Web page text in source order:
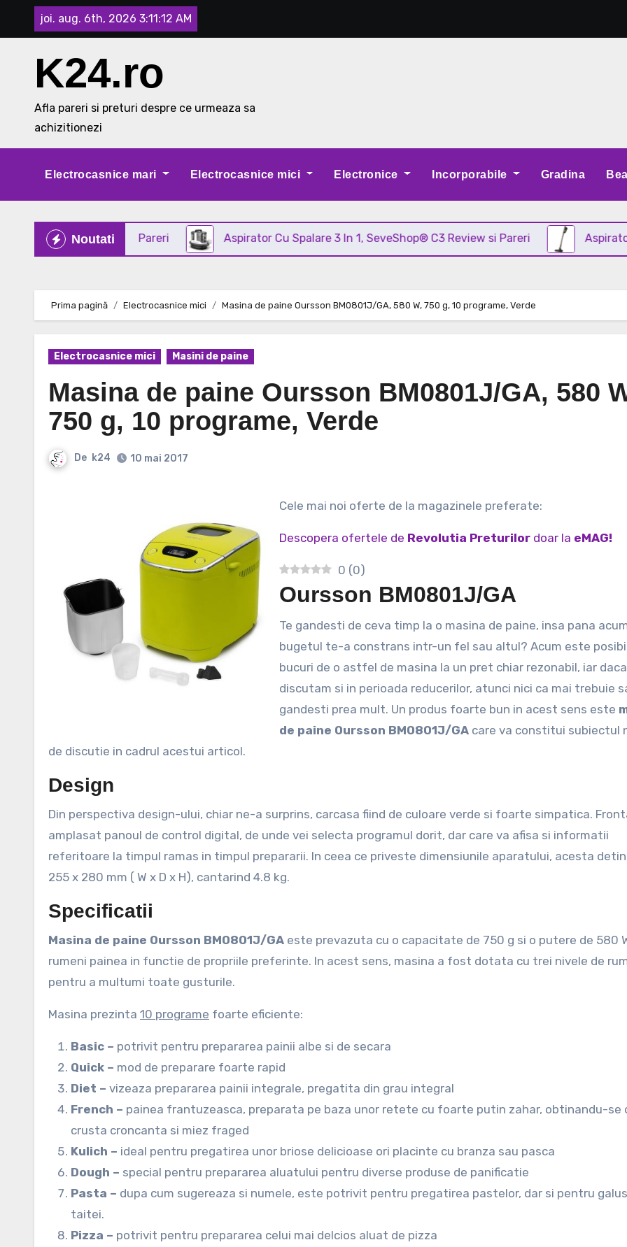
joi. aug. 6th, 2026 3:11:13 AM
K24.ro
Afla pareri si preturi despre ce urmeaza sa
achizitionezi
Electrocasnice mari Electrocasnice mici Electronice Incorporabile Gradina
Noutati
INOX Review si Pareri Aspirator Cu Spalare 3 In 1, SeveShop® C3 Review si Pareri Aspirator
Prima pagină Electrocasnice mici Masina de paine Oursson BM0801J/GA, 580 W, 750 g, 10 programe, Verde
Electrocasnice mici Masini de paine
Masina de paine Oursson BM0801J/GA, 580
750 g, 10 programe, Verde
De k24 10 mai 2017
Cele mai noi oferte de la magazinele preferate:
Descopera ofertele de Revolutia Preturilor doar la eMAG!
0 (0)
Oursson BM0801J/GA
Te gandesti de ceva timp la o masina de paine, insa pana acum
bugetul te-a constrans intr-un fel sau altul? Acum este
bucuri de o astfel de masina la un pret chiar rezonabil, iar
discutam si in perioada reducerilor, atunci nici ca mai trebuie
gandesti prea mult. Un produs foarte bun in acest sens este
de paine Oursson BM0801J/GA care va constitui subiectul
de discutie in cadrul acestui articol.
Design
Din perspectiva design-ului, chiar ne-a surprins, carcasa fiind de culoare verde si foarte simpatica.
amplasat panoul de control digital, de unde vei selecta programul dorit, dar care va afisa si informatii
referitoare la timpul ramas in timpul prepararii. In ceea ce priveste dimensiunile aparatului, acesta
255 x 280 mm ( W x D x H), cantarind 4.8 kg.
Specificatii
Masina de paine Oursson BM0801J/GA este prevazuta cu o capacitate de 750 g si o putere de 580
rumeni painea in functie de propriile preferinte. In acest sens, masina a fost dotata cu trei nivele de
pentru a multumi toate gusturile.
Masina prezinta 10 programe foarte eficiente:
Basic – potrivit pentru prepararea painii albe si de secara
Quick – mod de preparare foarte rapid
Diet – vizeaza prepararea painii integrale, pregatita din grau integral
French – painea frantuzeasca, preparata pe baza unor retete cu foarte putin zahar, obtinandu-se
crusta croncanta si miez fraged
Kulich – ideal pentru pregatirea unor briose delicioase ori placinte cu branza sau pasca
Dough – special pentru prepararea aluatului pentru diverse produse de panificatie
Pasta – dupa cum sugereaza si numele, este potrivit pentru pregatirea pastelor, dar si pentru
taitei.
Pizza – potrivit pentru prepararea celui mai delcios aluat de pizza